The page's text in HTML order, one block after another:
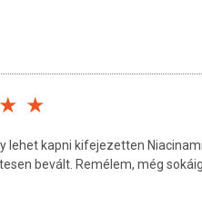
időpontig.
szabályozás szerint
szolgálják, és koncentrált
lehet kapni kifejezetten
bevált. Remélem, még